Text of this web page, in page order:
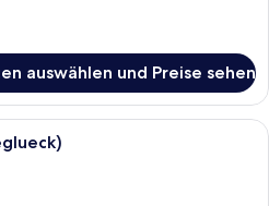
auswählen und Preise sehen
Apartment, Balkon (Ostseeglueck) |